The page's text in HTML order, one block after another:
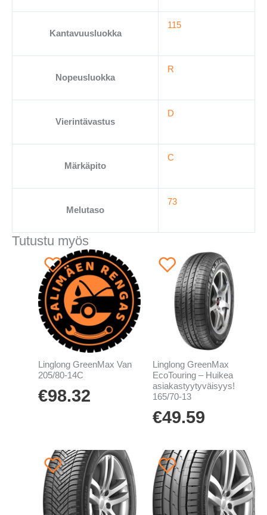
Kantavuusluokka
115
Nopeusluokka
R
Vierintävastus
D
Märkäpito
C
Melutaso
73
Tutustu myös
Linglong GreenMax Van
205/80-14C
€98.32
Linglong GreenMax
EcoTouring – Huikea
asiakastyytyväisyys!
165/70-13
€49.59